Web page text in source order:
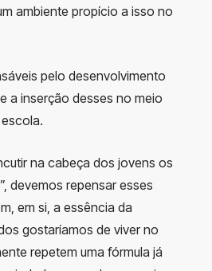
ambiente propício a isso no
pelo desenvolvimento
a inserção desses no meio
na cabeça dos jovens os
devemos repensar esses
em si, a essência da
gostaríamos de viver no
repetem uma fórmula já